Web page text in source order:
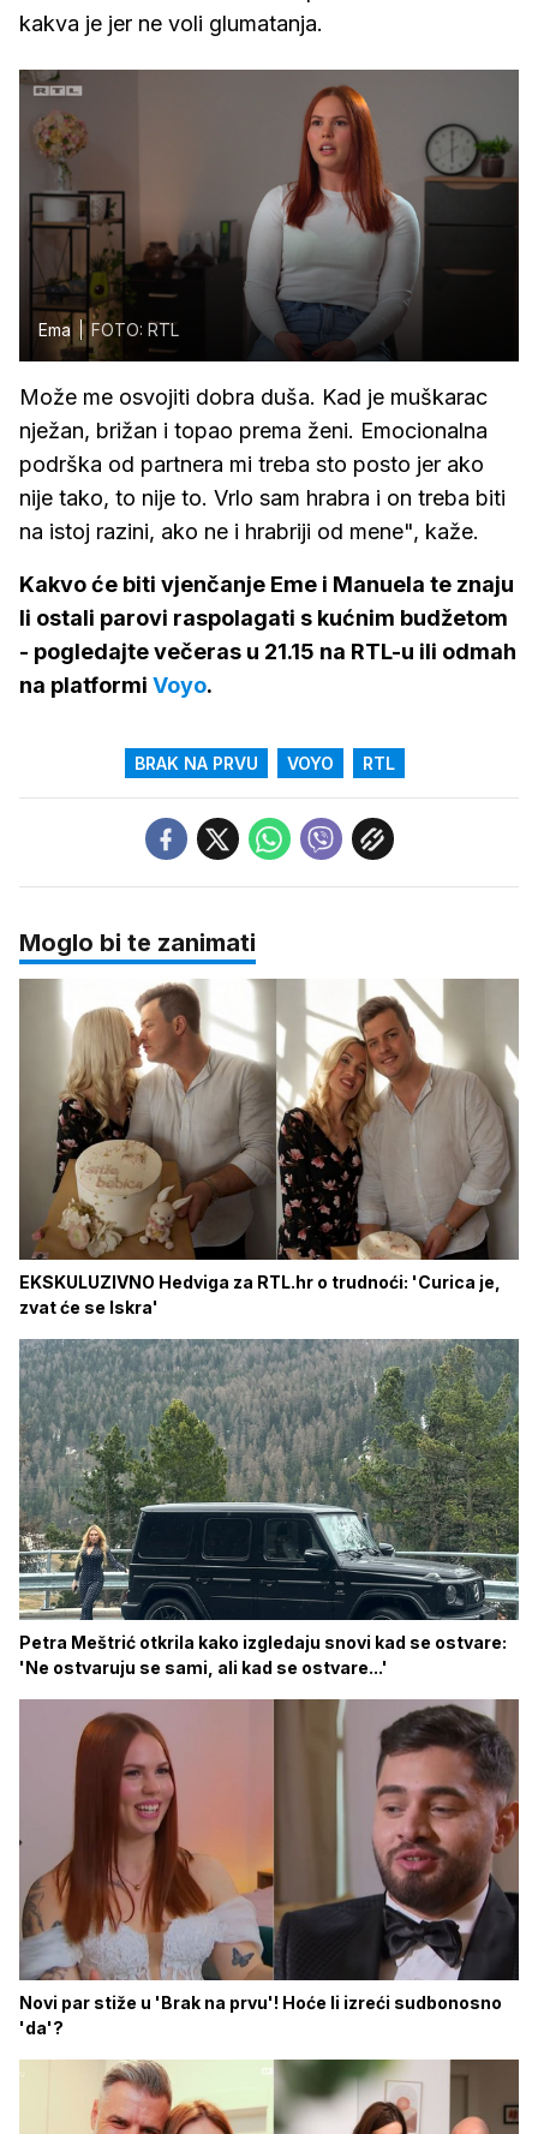
kakva je jer ne voli glumatanja.
Ema FOTO: RTL
Može me osvojiti dobra duša. Kad je muškarac
nježan, brižan i topao prema ženi. Emocionalna
podrška od partnera mi treba sto posto jer ako
nije tako, to nije to. Vrlo sam hrabra i on treba biti
na istoj razini, ako ne i hrabriji od mene", kaže.
Kakvo će biti vjenčanje Eme i Manuela te znaju
li ostali parovi raspolagati s kućnim budžetom
- pogledajte večeras u 21.15 na RTL-u ili odmah
na platformi Voyo.
BRAK NA PRVU VOYO RTL
Moglo bi te zanimati
EKSKULUZIVNO Hedviga za RTL.hr o trudnoći: 'Curica je,
zvat će se Iskra'
Petra Meštrić otkrila kako izgledaju snovi kad se ostvare:
'Ne ostvaruju se sami, ali kad se ostvare...'
Novi par stiže u 'Brak na prvu'! Hoće li izreći sudbonosno
'da'?